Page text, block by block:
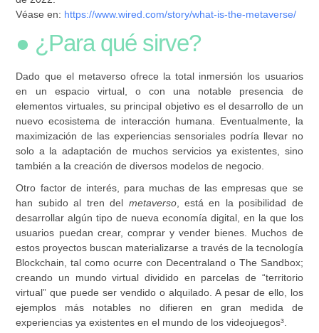
Véase en: https://www.wired.com/story/what-is-the-metaverse/
● ¿Para qué sirve?
Dado que el metaverso ofrece la total inmersión los usuarios
en un espacio virtual, o con una notable presencia de
elementos virtuales, su principal objetivo es el desarrollo de un
nuevo ecosistema de interacción humana. Eventualmente, la
maximización de las experiencias sensoriales podría llevar no
solo a la adaptación de muchos servicios ya existentes, sino
también a la creación de diversos modelos de negocio.
Otro factor de interés, para muchas de las empresas que se
han subido al tren del metaverso, está en la posibilidad de
desarrollar algún tipo de nueva economía digital, en la que los
usuarios puedan crear, comprar y vender bienes. Muchos de
estos proyectos buscan materializarse a través de la tecnología
Blockchain, tal como ocurre con Decentraland o The Sandbox;
creando un mundo virtual dividido en parcelas de “territorio
virtual” que puede ser vendido o alquilado. A pesar de ello, los
ejemplos más notables no difieren en gran medida de
experiencias ya existentes en el mundo de los videojuegos³.